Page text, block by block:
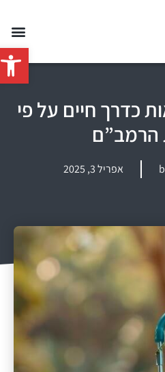
פתח
כדרך חיים על פי
הרמב”ם
אפריל 3, 2025